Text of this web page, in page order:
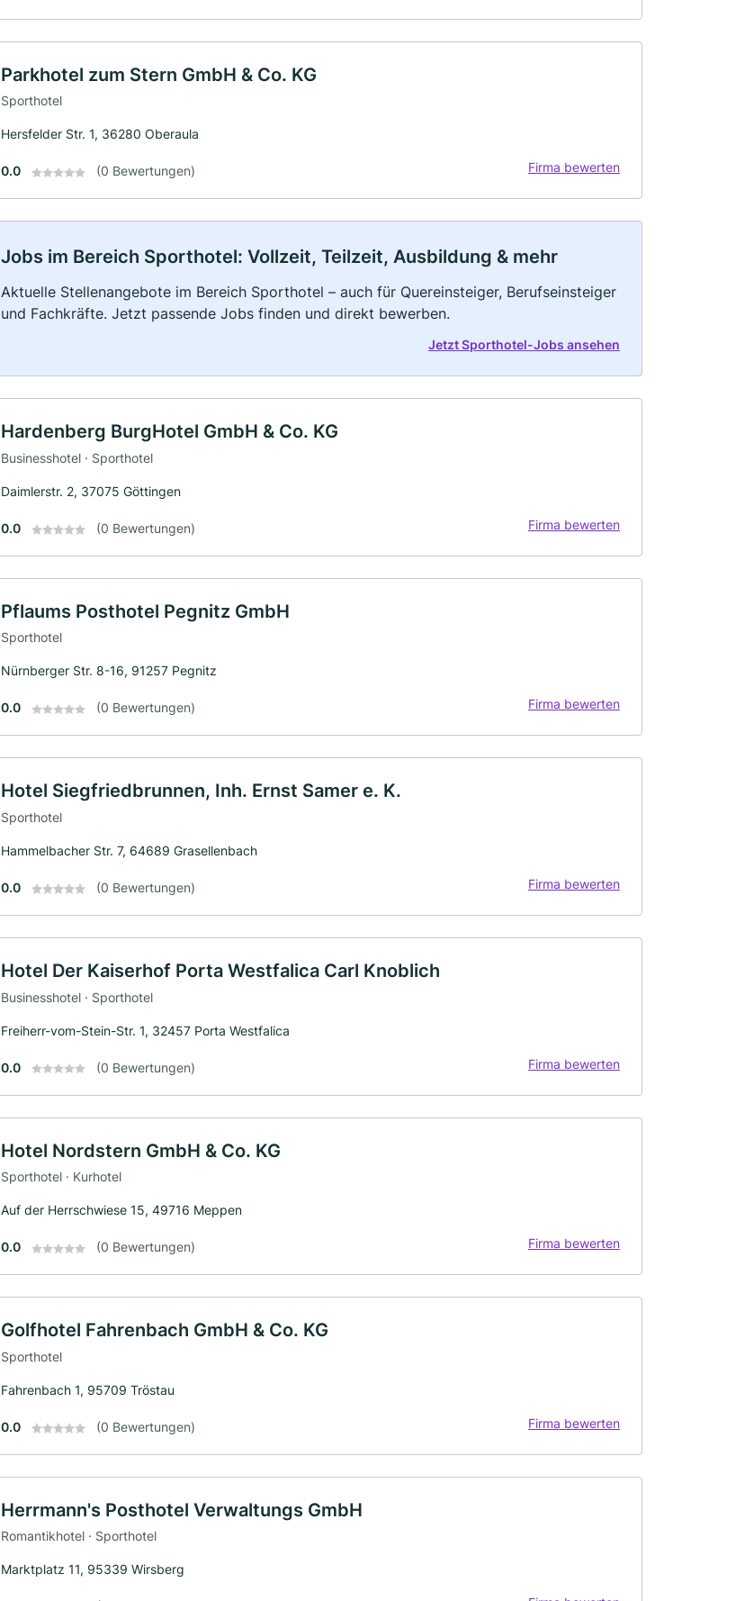
Parkhotel zum Stern GmbH & Co. KG
Sporthotel
Hersfelder Str. 1, 36280 Oberaula
0.0 (0 Bewertungen) Firma bewerten
Jobs im Bereich Sporthotel: Vollzeit, Teilzeit, Ausbildung & mehr
Aktuelle Stellenangebote im Bereich Sporthotel – auch für Quereinsteiger, Berufseinsteiger
und Fachkräfte. Jetzt passende Jobs finden und direkt bewerben.
Jetzt Sporthotel-Jobs ansehen
Hardenberg BurgHotel GmbH & Co. KG
Businesshotel · Sporthotel
Daimlerstr. 2, 37075 Göttingen
0.0 (0 Bewertungen) Firma bewerten
Pflaums Posthotel Pegnitz GmbH
Sporthotel
Nürnberger Str. 8-16, 91257 Pegnitz
0.0 (0 Bewertungen) Firma bewerten
Hotel Siegfriedbrunnen, Inh. Ernst Samer e. K.
Sporthotel
Hammelbacher Str. 7, 64689 Grasellenbach
0.0 (0 Bewertungen) Firma bewerten
Hotel Der Kaiserhof Porta Westfalica Carl Knoblich
Businesshotel · Sporthotel
Freiherr-vom-Stein-Str. 1, 32457 Porta Westfalica
0.0 (0 Bewertungen) Firma bewerten
Hotel Nordstern GmbH & Co. KG
Sporthotel · Kurhotel
Auf der Herrschwiese 15, 49716 Meppen
0.0 (0 Bewertungen) Firma bewerten
Golfhotel Fahrenbach GmbH & Co. KG
Sporthotel
Fahrenbach 1, 95709 Tröstau
0.0 (0 Bewertungen) Firma bewerten
Herrmann's Posthotel Verwaltungs GmbH
Romantikhotel · Sporthotel
Marktplatz 11, 95339 Wirsberg